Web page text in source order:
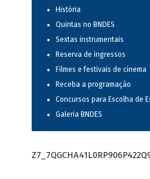
História
Quintas no BNDES
Sextas instrumentais
Reserva de ingressos
Filmes e festivais de cinema
Receba a programação
Concursos para Escolha de
Galeria BNDES